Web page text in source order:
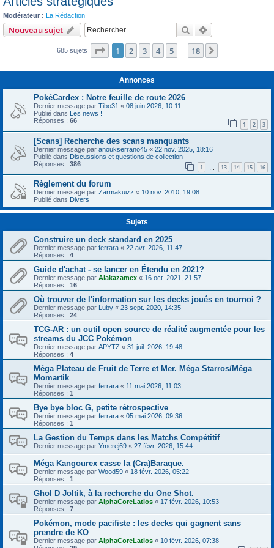
Modérateur : La Rédaction
Nouveau sujet Rechercher
685 sujets Page 1sur18
1 2 3 4 5 18
Annonces
PokéCardex : Notre feuille de route 2026
Dernier message par Tibo31 « 08 juin 2026, 10:11
Publié dans Les news !
Réponses : 66 1 2 3
[Scans] Recherche des scans manquants
Dernier message par anoukserrano45 « 22 nov. 2025, 18:16
Publié dans Discussions et questions de collection
Réponses : 386 1 13 14 15 16
Règlement du forum
Dernier message par Zarmakuizz « 10 nov. 2010, 19:08
Publié dans Divers
Sujets
Construire un deck standard en 2025
Dernier message par ferrara « 22 avr. 2026, 11:47
Réponses : 4
Guide d'achat - se lancer en Étendu en 2021?
Dernier message par Alakazamex « 16 oct. 2021, 21:57
Réponses : 16
Où trouver de l'information sur les decks joués en tournoi ?
Dernier message par Luby « 23 sept. 2020, 14:35
Réponses : 24
TCG-AR : un outil open source de réalité augmentée pour les
streams du JCC Pokémon
Dernier message par APYTZ « 31 juil. 2026, 19:48
Réponses : 4
Méga Plateau de Fruit de Terre et Mer. Méga Starros/Méga
Momartik
Dernier message par ferrara « 11 mai 2026, 11:03
Réponses : 1
Bye bye bloc G, petite rétrospective
Dernier message par ferrara « 05 mai 2026, 09:36
Réponses : 1
La Gestion du Temps dans les Matchs Compétitif
Dernier message par Ymerej69 « 27 févr. 2026, 15:44
Méga Kangourex casse la (Cra)Baraque.
Dernier message par Wood59 « 18 févr. 2026, 05:22
Réponses : 1
Ghol D Joltik, à la recherche du One Shot.
Dernier message par AlphaCoreLatios « 17 févr. 2026, 10:53
Réponses : 7
Pokémon, mode pacifiste : les decks qui gagnent sans
prendre de KO
Dernier message par AlphaCoreLatios « 10 févr. 2026, 07:38